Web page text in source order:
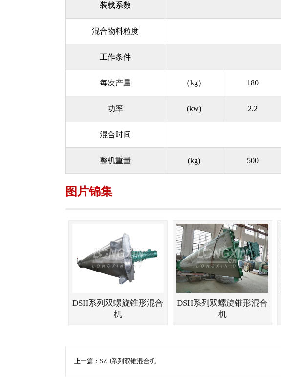
装载系数
混合物料粒度
工作条件
每次产量 （kg） 180
功率 (kw) 2.2
混合时间
整机重量 (kg) 500
图片锦集
DSH系列双螺旋锥形混合
机
DSH系列双螺旋锥形混合
机
上一篇： SZH系列双锥混合机